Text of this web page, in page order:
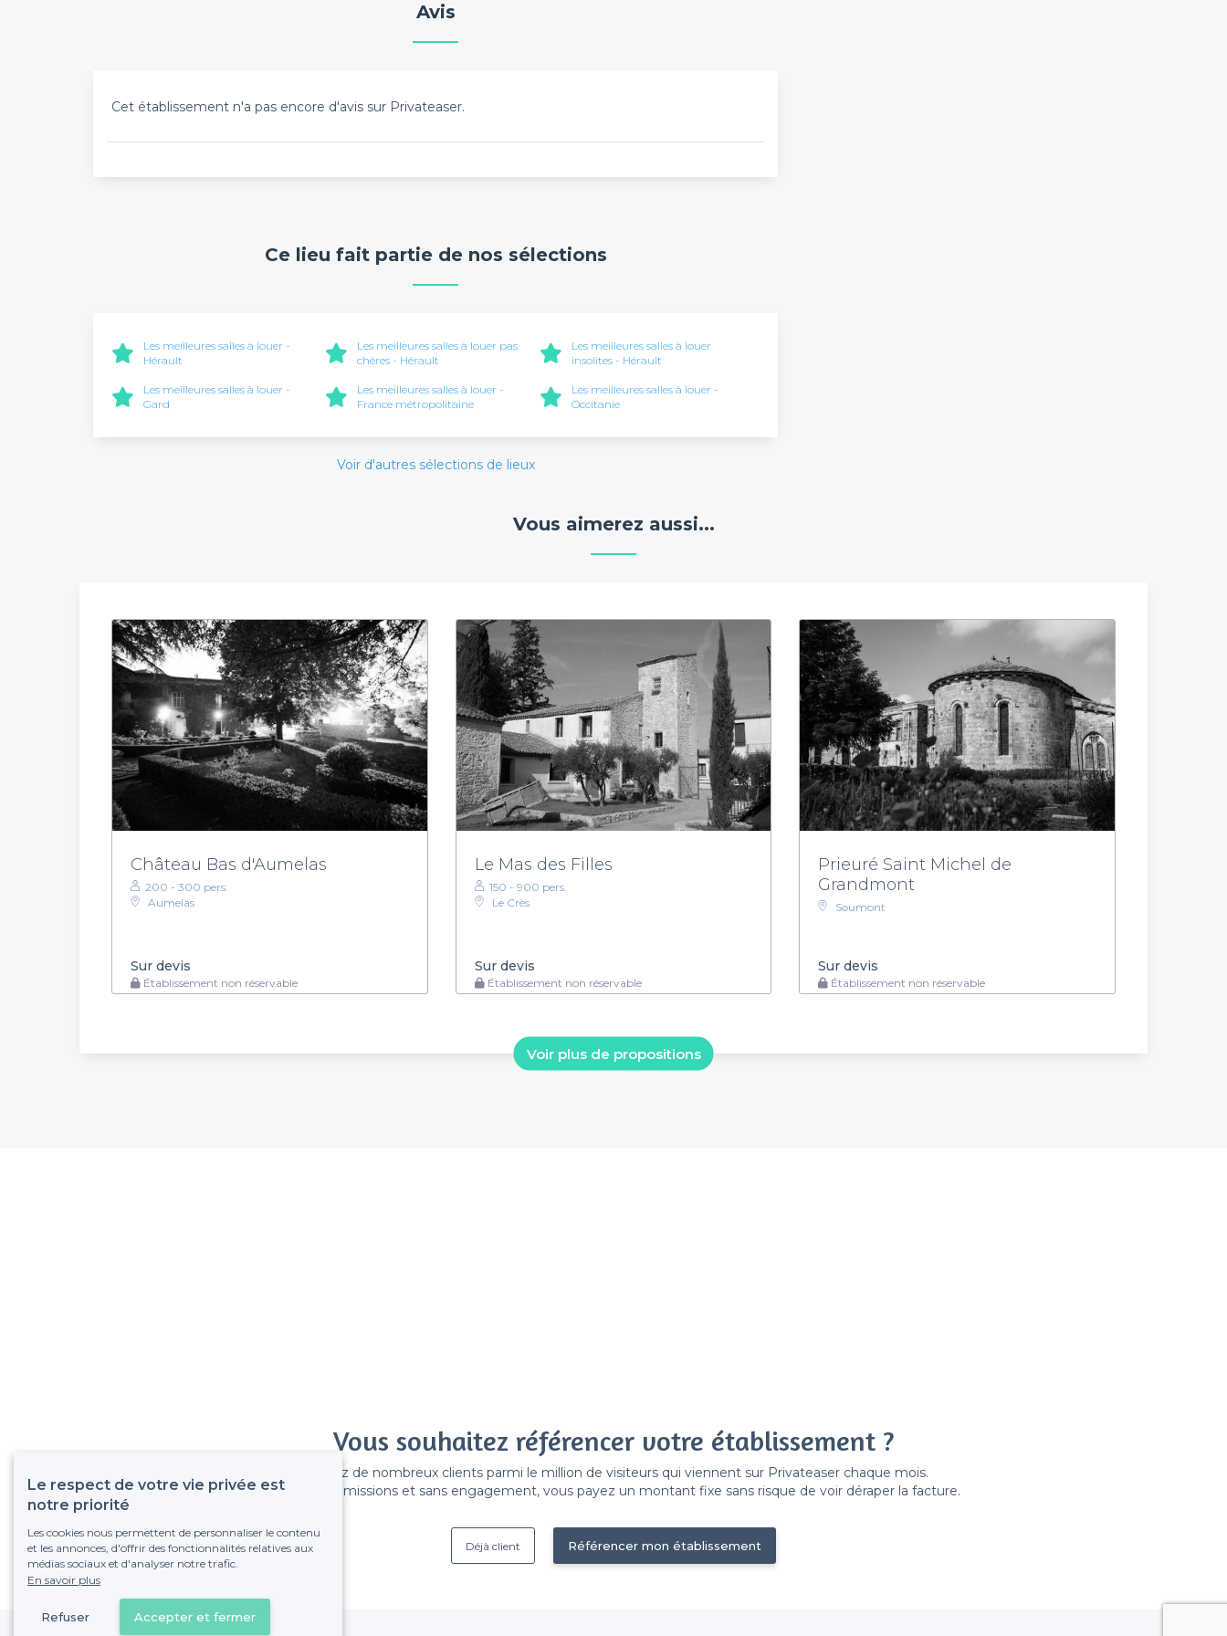
Avis
Cet établissement n'a pas encore d'avis sur Privateaser.
Ce lieu fait partie de nos sélections
Les meilleures salles à louer -
Hérault
Les meilleures salles à louer pas
chères - Hérault
Les meilleures salles à louer
insolites - Hérault
Les meilleures salles à louer -
Gard
Les meilleures salles à louer -
France métropolitaine
Les meilleures salles à louer -
Occitanie
Voir d'autres sélections de lieux
Vous aimerez aussi...
Château Bas d'Aumelas
200 - 300 pers.
Aumelas
Sur devis
Établissement non réservable
Le Mas des Filles
150 - 900 pers.
Le Crès
Sur devis
Établissement non réservable
Prieuré Saint Michel de
Grandmont
Soumont
Sur devis
Établissement non réservable
Voir plus de propositions
Vous souhaitez référencer votre établissement ?
Gagnez de nombreux clients parmi le million de visiteurs qui viennent sur Privateaser chaque mois.
Pas de commissions et sans engagement, vous payez un montant fixe sans risque de voir déraper la facture.
Référencer mon établissement
Déjà client
Le respect de votre vie privée est
notre priorité
Les cookies nous permettent de personnaliser le contenu
et les annonces, d'offrir des fonctionnalités relatives aux
médias sociaux et d'analyser notre trafic.
En savoir plus
Refuser Accepter et fermer